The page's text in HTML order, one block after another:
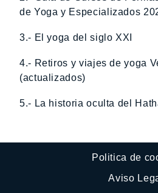
de Yoga y Especializados
3.- El yoga del siglo XXI
4.- Retiros y viajes de yoga
(actualizados)
5.- La historia oculta del
Politica de
Aviso